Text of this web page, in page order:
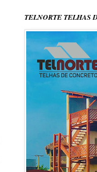
TELNORTE TELHAS